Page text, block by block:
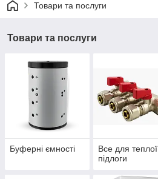
Товари та послуги
Товари та послуги
Буферні ємності
Все для теплої
підлоги